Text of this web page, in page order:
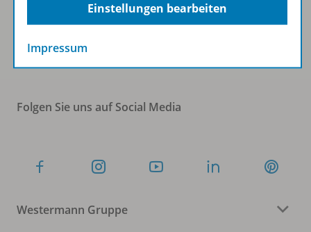
Zum Newsletter anmelden
Folgen Sie uns auf Social Media
Westermann Gruppe
Einstellungen bearbeiten
Impressum